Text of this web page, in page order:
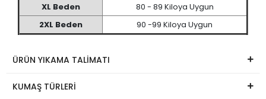
XL Beden
80 - 89 Kiloya Uygun
2XL Beden
90 -99 Kiloya Uygun
ÜRÜN YIKAMA TALİMATI
KUMAŞ TÜRLERİ